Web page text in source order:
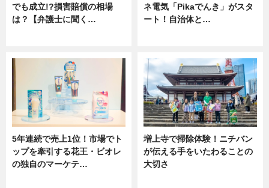
でも成立!?損害賠償の相場
は？【弁護士に聞く…
ネ電気「Pikaでんき」がスタ
ート！自治体と…
5年連続で売上1位！市場でト
ップを牽引する花王・ビオレ
の独自のマーケテ…
増上寺で掃除体験！ニチバン
が伝える手をいたわることの
大切さ